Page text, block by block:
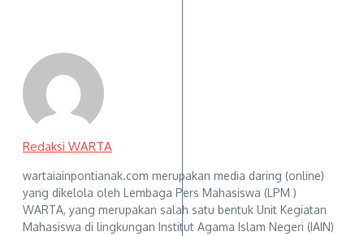
Redaksi WARTA
wartaiainpontianak.com merupakan media daring (online)
yang dikelola oleh Lembaga Pers Mahasiswa (LPM )
WARTA, yang merupakan salah satu bentuk Unit Kegiatan
Mahasiswa di lingkungan Institut Agama Islam Negeri (IAIN)